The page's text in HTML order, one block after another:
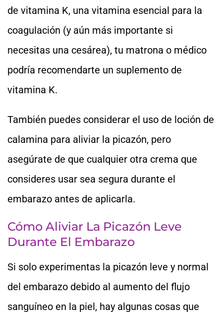
de vitamina K, una vitamina esencial para la
coagulación (y aún más importante si
necesitas una cesárea), tu matrona o médico
podría recomendarte un suplemento de
vitamina K.
También puedes considerar el uso de loción de
calamina para aliviar la picazón, pero
asegúrate de que cualquier otra crema que
consideres usar sea segura durante el
embarazo antes de aplicarla.
Cómo Aliviar La Picazón Leve
Durante El Embarazo
Si solo experimentas la picazón leve y normal
del embarazo debido al aumento del flujo
sanguíneo en la piel, hay algunas cosas que